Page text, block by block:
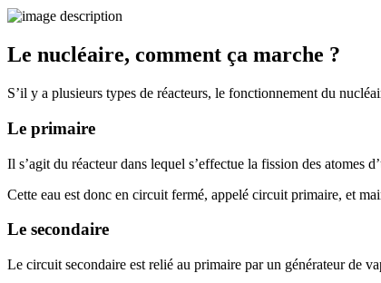
Le nucléaire, comment ça marche ?
S’il y a plusieurs types de réacteurs, le fonctionnement du
Le primaire
Il s’agit du réacteur dans lequel s’effectue la fission des atomes
Cette eau est donc en circuit fermé, appelé circuit primaire, et
Le secondaire
Le circuit secondaire est relié au primaire par un générateur de